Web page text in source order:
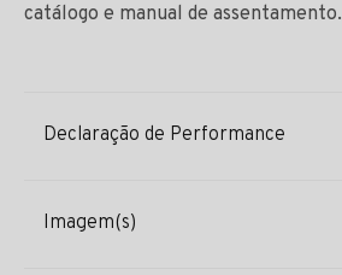
catálogo e manual de assentamento.
Declaração de Performance
Imagem(s)